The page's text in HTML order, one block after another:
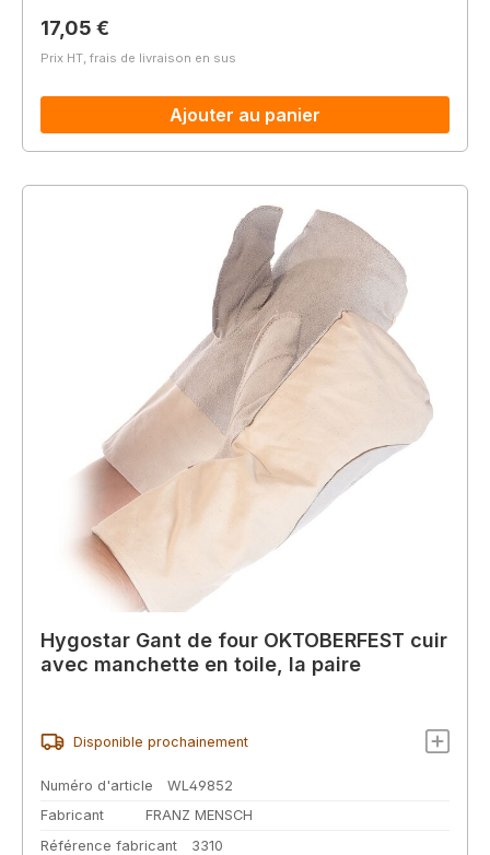
Prix régulier :
17,05 €
Prix HT, frais de livraison en sus
Ajouter au panier
Hygostar Gant de four OKTOBERFEST cuir
avec manchette en toile, la paire
Disponible prochainement
Numéro d'article
WL49852
Fabricant
FRANZ MENSCH
Référence fabricant
3310